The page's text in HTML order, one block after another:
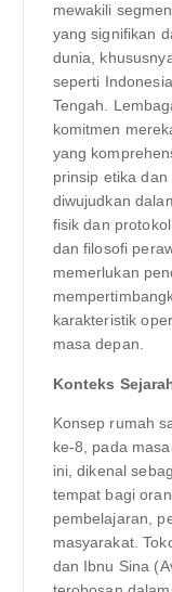
mewakili
yang signifikan
dunia,
seperti
Tengah.
komitmen
yang
prinsip etika
diwujudkan
fisik dan
dan filosofi
memerlukan
karakteristik
masa depan.
Konteks
Konsep rumah
ke-8, pada
ini, dikenal
tempat bagi
pembelajaran,
masyarakat.
dan Ibnu Sina